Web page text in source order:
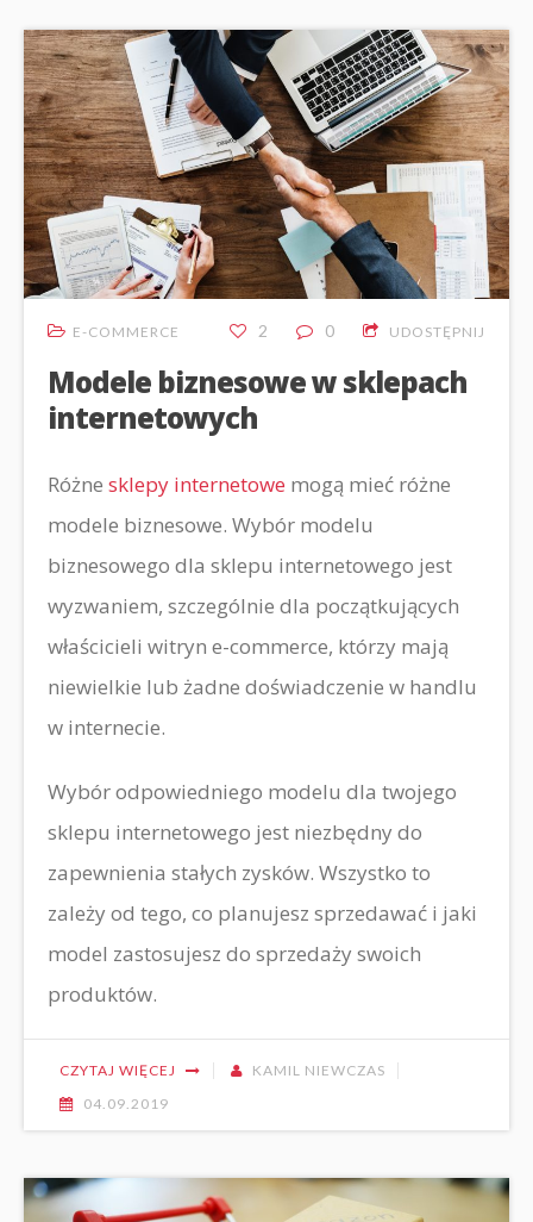
E-COMMERCE 2 0 UDOSTĘPNIJ
Modele biznesowe w sklepach
internetowych
Różne sklepy internetowe mogą mieć różne
modele biznesowe. Wybór modelu
biznesowego dla sklepu internetowego jest
wyzwaniem, szczególnie dla początkujących
właścicieli witryn e-commerce, którzy mają
niewielkie lub żadne doświadczenie w handlu
w internecie.
Wybór odpowiedniego modelu dla twojego
sklepu internetowego jest niezbędny do
zapewnienia stałych zysków. Wszystko to
zależy od tego, co planujesz sprzedawać i jaki
model zastosujesz do sprzedaży swoich
produktów.
CZYTAJ WIĘCEJ
KAMIL NIEWCZAS
04.09.2019